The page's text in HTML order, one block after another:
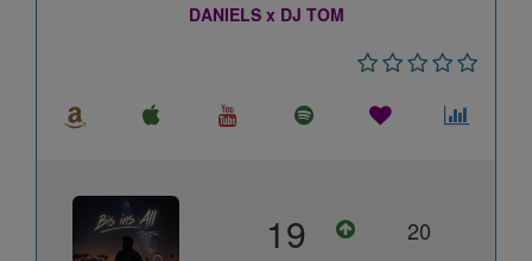
DANIELS x DJ TOM
19 20